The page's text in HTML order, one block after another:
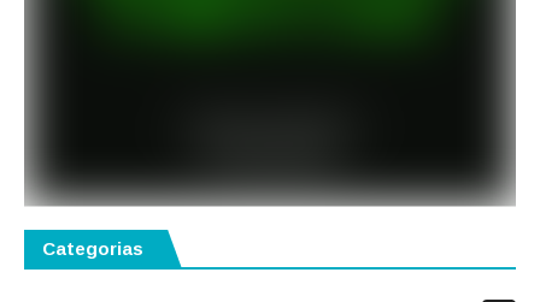
Categorias